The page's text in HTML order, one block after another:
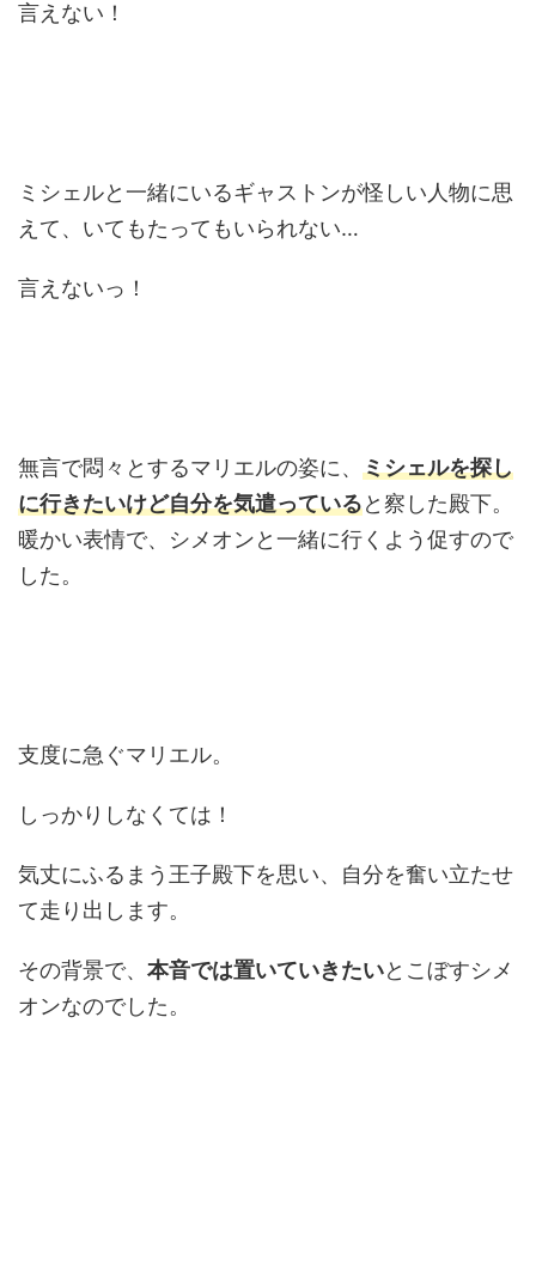
言えない！
ミシェルと一緒にいるギャストンが怪しい人物に思
えて、いてもたってもいられない…
言えないっ！
無言で悶々とするマリエルの姿に、 ミシェルを探し
に行きたいけど自分を気遣っていると察した殿下。
暖かい表情で、シメオンと一緒に行くよう促すので
した。
支度に急ぐマリエル。
しっかりしなくては！
気丈にふるまう王子殿下を思い、自分を奮い立たせ
て走り出します。
その背景で、 本音では置いていきたいとこぼすシメ
オンなのでした。